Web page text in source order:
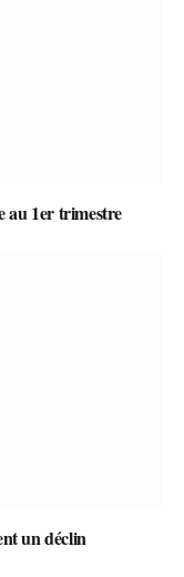
au 1er trimestre
un déclin